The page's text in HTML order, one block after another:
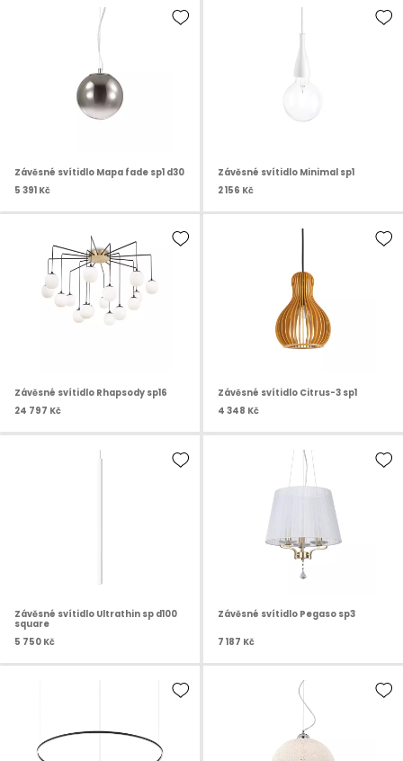
Závěsné svítidlo Mapa fade sp1 d30
5 391 Kč
Závěsné svítidlo Minimal sp1
2 156 Kč
Závěsné svítidlo Rhapsody sp16
24 797 Kč
Závěsné svítidlo Citrus-3 sp1
4 348 Kč
Závěsné svítidlo Ultrathin sp d100
square
5 750 Kč
Závěsné svítidlo Pegaso sp3
7 187 Kč